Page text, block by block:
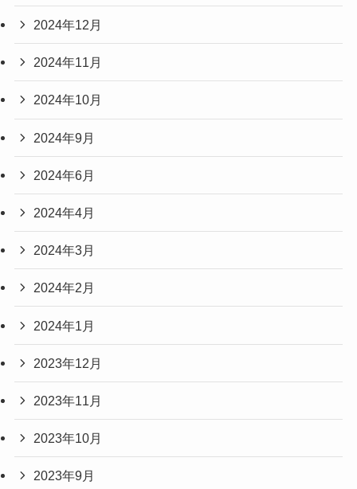
2024年12月
2024年11月
2024年10月
2024年9月
2024年6月
2024年4月
2024年3月
2024年2月
2024年1月
2023年12月
2023年11月
2023年10月
2023年9月